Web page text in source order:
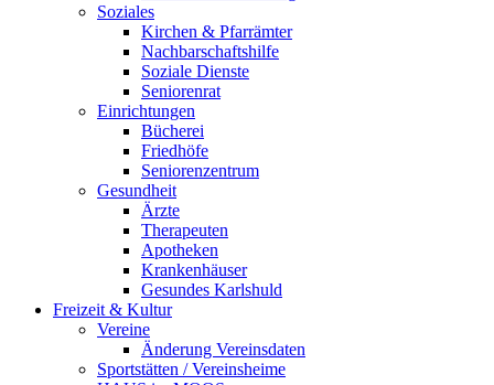
Soziales
Kirchen & Pfarrämter
Nachbarschaftshilfe
Soziale Dienste
Seniorenrat
Einrichtungen
Bücherei
Friedhöfe
Seniorenzentrum
Gesundheit
Ärzte
Therapeuten
Apotheken
Krankenhäuser
Gesundes Karlshuld
Freizeit & Kultur
Vereine
Änderung Vereinsdaten
Sportstätten / Vereinsheime